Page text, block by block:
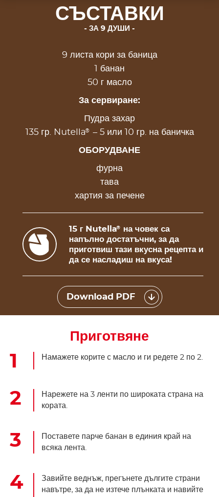
СЪСТАВКИ
ЗА 9 ДУШИ
9 листа кори за баница
1 банан
50 г масло
За сервиране:
Пудра захар
135 гр. Nutella® – 5 или 10 гр. на баничка
ОБОРУДВАНЕ
фурна
тава
хартия за печене
15 г Nutella®
на човек са
напълно достатъчни, за да
приготвиш тази вкусна рецепта и
да се насладиш на вкуса!
Download PDF
Приготвяне
Намажете корите с масло и ги редете 2 по 2.
Нарежете на 3 ленти по широката страна на
кората.
Поставете парче банан в единия край на
всяка лента.
Завийте веднъж, прегънете дългите страни
навътре, за да не изтече плънката и навийте